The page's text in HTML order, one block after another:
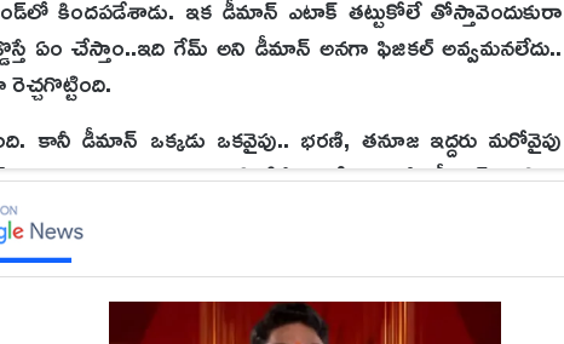
కిందపడేశాడు. ఇక డీమాన్ ఎటాక్ తట్టుకోలే తోస్తావెందుకురా
ఏం చేస్తాం..‌ఇది గేమ్ అని డీమాన్ అనగా ఫిజికల్ అవ్వమనలేదు..
కానీ డీమాన్ ఒక్కడు ఒకవైపు.. భరణి, తనూజ ఇద్దరు మరోవైపు
ని ఒక్కసారి కూడా భరణి తీసేయ్యలేదు.‌ కానీ డీమాన్ పెట్టినవి
కానీ డీమాన్ పెట్టిమ ఫ్లవర్స్ ని తనూజ తీసేసింది. ఇదే కదా
టికెట్ టూ ఫినాలే రేస్ లో నిలిచింది. ‌అయితే తర్వాతి టాస్క్ లో‌
లో‌ ఎవరిది తప్పు.. ఎవరిది కరెక్ట్.. భరణి, తనూజ ఇద్దరు కలిసి